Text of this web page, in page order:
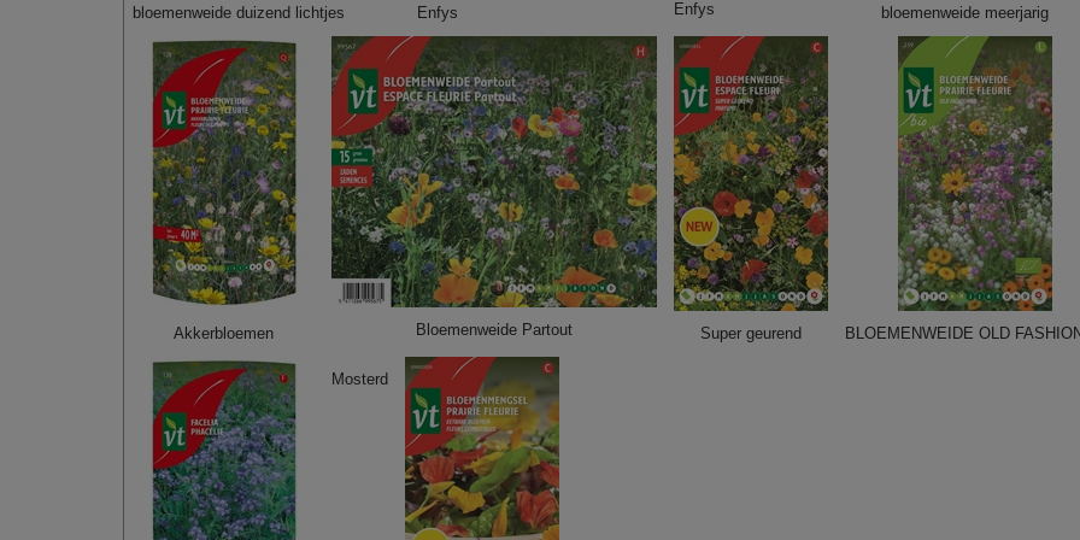
bloemenweide duizend lichtjes Enfys Enfys bloemenweide meerjarig
Akkerbloemen Bloemenweide Partout Super geurend BLOEMENWEIDE OLD
Mosterd